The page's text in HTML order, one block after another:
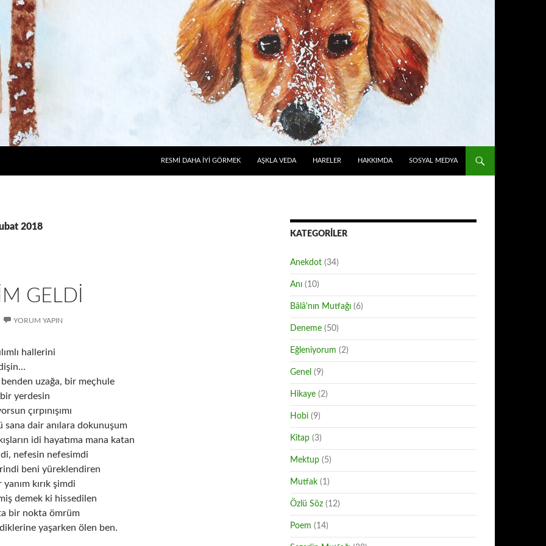
RESMI DAHA İYI GÖRMEK AŞKLA VEDA HARELER HAKKIMDA SOSYAL MEDYA
2018
GELDI
YORUM YAPIN
hallerini
uzağa, bir meçhule
yerdesin
çırpınışımı
sana dair anılara dokunuşum
idi hayatıma mana katan
nefesin nefesimdi
beni yüreklendiren
kırık şimdi
demek ki hissedilen
bir nokta ömrüm
yaşarken ölen ben.
KATEGORILER
Anekdot (34)
Anı (10)
Bâlâ'nın Mutfağı (6)
Deneme (50)
Eğleniyorum (2)
Genel (9)
Hikaye (2)
Hobi (9)
Kitap (3)
Mektup (5)
Mutfak (1)
Özlü Söz (12)
Poem (14)